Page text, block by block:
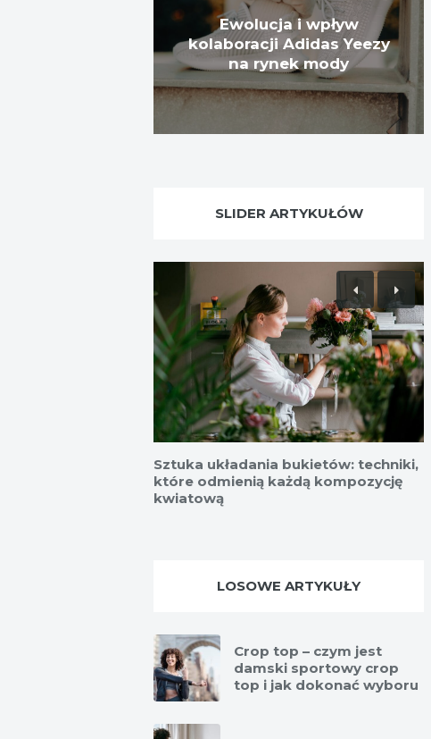
Ewolucja i wpływ
kolaboracji Adidas Yeezy
na rynek mody
SLIDER ARTYKUŁÓW
Sztuka układania bukietów: techniki,
które odmienią każdą kompozycję
kwiatową
LOSOWE ARTYKUŁY
Crop top – czym jest
damski sportowy crop
top i jak dokonać wyboru